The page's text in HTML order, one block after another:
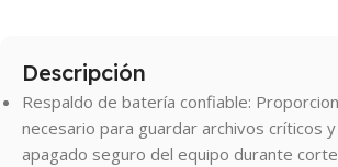
Descripción
Respaldo de batería confiable:
necesario para guardar archivos críticos
apagado seguro del equipo durante